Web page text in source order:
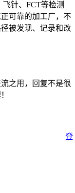
针、FCT等检测
可靠的加工厂，不
被发现、记录和改
之用，回复不是很
登